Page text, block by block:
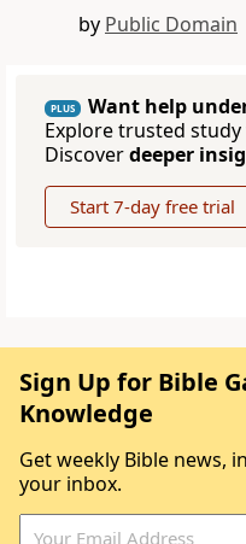
by Public Domain
PLUS
Want help
Explore trusted
Discoverdeeper
Start 7-day free trial
Sign Up for Bible
Knowledge
Get weekly Bible news,
your inbox.